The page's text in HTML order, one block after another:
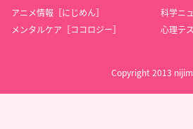
アニメ情報［にじめん］
科学ニ
メンタルケア［ココロジー］
心理テ
Copyright 2013